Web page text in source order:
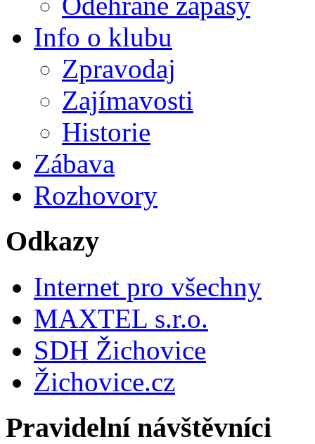
Info o klubu
Zpravodaj
Zajímavosti
Historie
Zábava
Rozhovory
Odkazy
Internet pro všechny
MAXTEL s.r.o.
SDH Žichovice
Žichovice.cz
Pravidelní návštěvníci